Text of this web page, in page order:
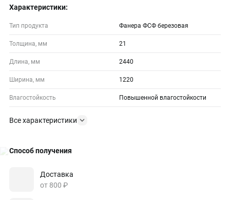
Характеристики:
Тип продукта Фанера ФСФ березовая
Толщина, мм 21
Длина, мм 2440
Ширина, мм 1220
Влагостойкость Повышенной влагостойкости
Все характеристики
Способ получения
Доставка
от 800 ₽